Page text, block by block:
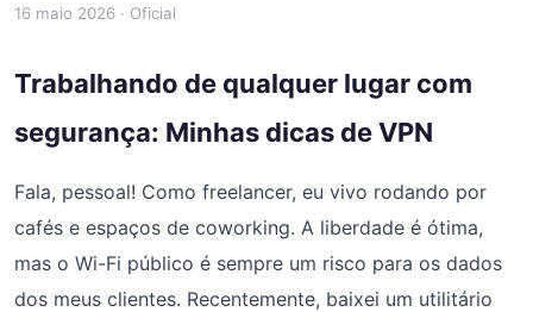
16 maio 2026 · Oficial
Trabalhando de qualquer lugar com
segurança: Minhas dicas de VPN
Fala, pessoal! Como freelancer, eu vivo rodando por
cafés e espaços de coworking. A liberdade é ótima,
mas o Wi-Fi público é sempre um risco para os dados
dos meus clientes. Recentemente, baixei um utilitário